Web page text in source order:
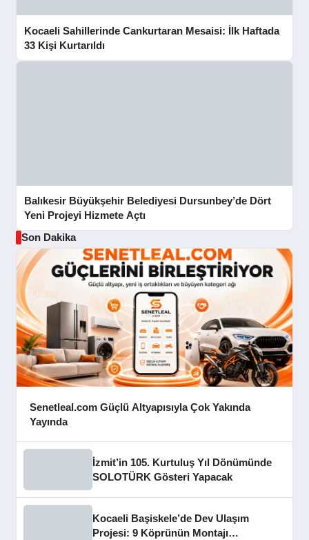
Kocaeli Sahillerinde Cankurtaran Mesaisi: İlk Haftada
33 Kişi Kurtarıldı
Balıkesir Büyükşehir Belediyesi Dursunbey’de Dört
Yeni Projeyi Hizmete Açtı
Son Dakika
Senetleal.com Güçlü Altyapısıyla Çok Yakında
Yayında
İzmit’in 105. Kurtuluş Yıl Dönümünde
SOLOTÜRK Gösteri Yapacak
Kocaeli Başiskele’de Dev Ulaşım
Projesi: 9 Köprünün Montajı